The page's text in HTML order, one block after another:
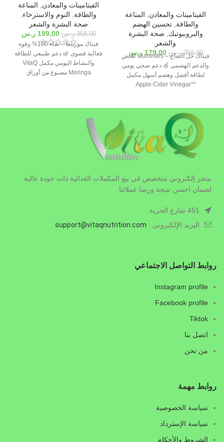
الفيتامينات والمعادن
المناعة
والطاقة تحسين الهضم
والبروبيوتيك
صحة البشرة
والشعر
358,00 ر.س 179,00 ر.س
فيتاك خل التفاح – Gummies للأيض
والدعم الهضمي 🍏 دعم صحي يومي
لطاقة أفضل وهضم أسهل مكمل
**Apple Cider Vinegar
الفيتامينات والمعادن
المناعة
والطاقة
النوم والاسترخاء
صحة البشرة والشعر
358,00 ر.س 199,00 ر.س
فيتاك مورينغا – نقاء 100% وقوة
فعالية قصوى 🌿 دعم طبيعي للطاقة
والنشاط اليومي مكمل VitaQ
Moringa مصنوع من أوراق
متجر إلكتروني متخصص في بيع المكملات الغدائية ذات جودة عالية
لضمان احسن نتيجة ورضا عملائنا
451 شارع الحرية
البريد الإلكتروني :
support@vitaqnutrition .com
روابط التواصل الاجتماعي
Instagram profile
Facebook profile
Tiktok
اتصل بنا
من نحن
روابط مهمة
سياسة الخصوصية
سياسة الإسترداد
الشروط والأحكام